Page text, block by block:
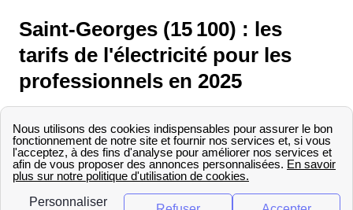
Saint-Georges (15 100) : les
tarifs de l'électricité pour les
professionnels en 2025
en 2023 à Saint-Georges, Cantal (15) sont
variables. À noter que tous les contrats disposent
d’une option énergie verte.
Les abonnements à l’électricité basse tension